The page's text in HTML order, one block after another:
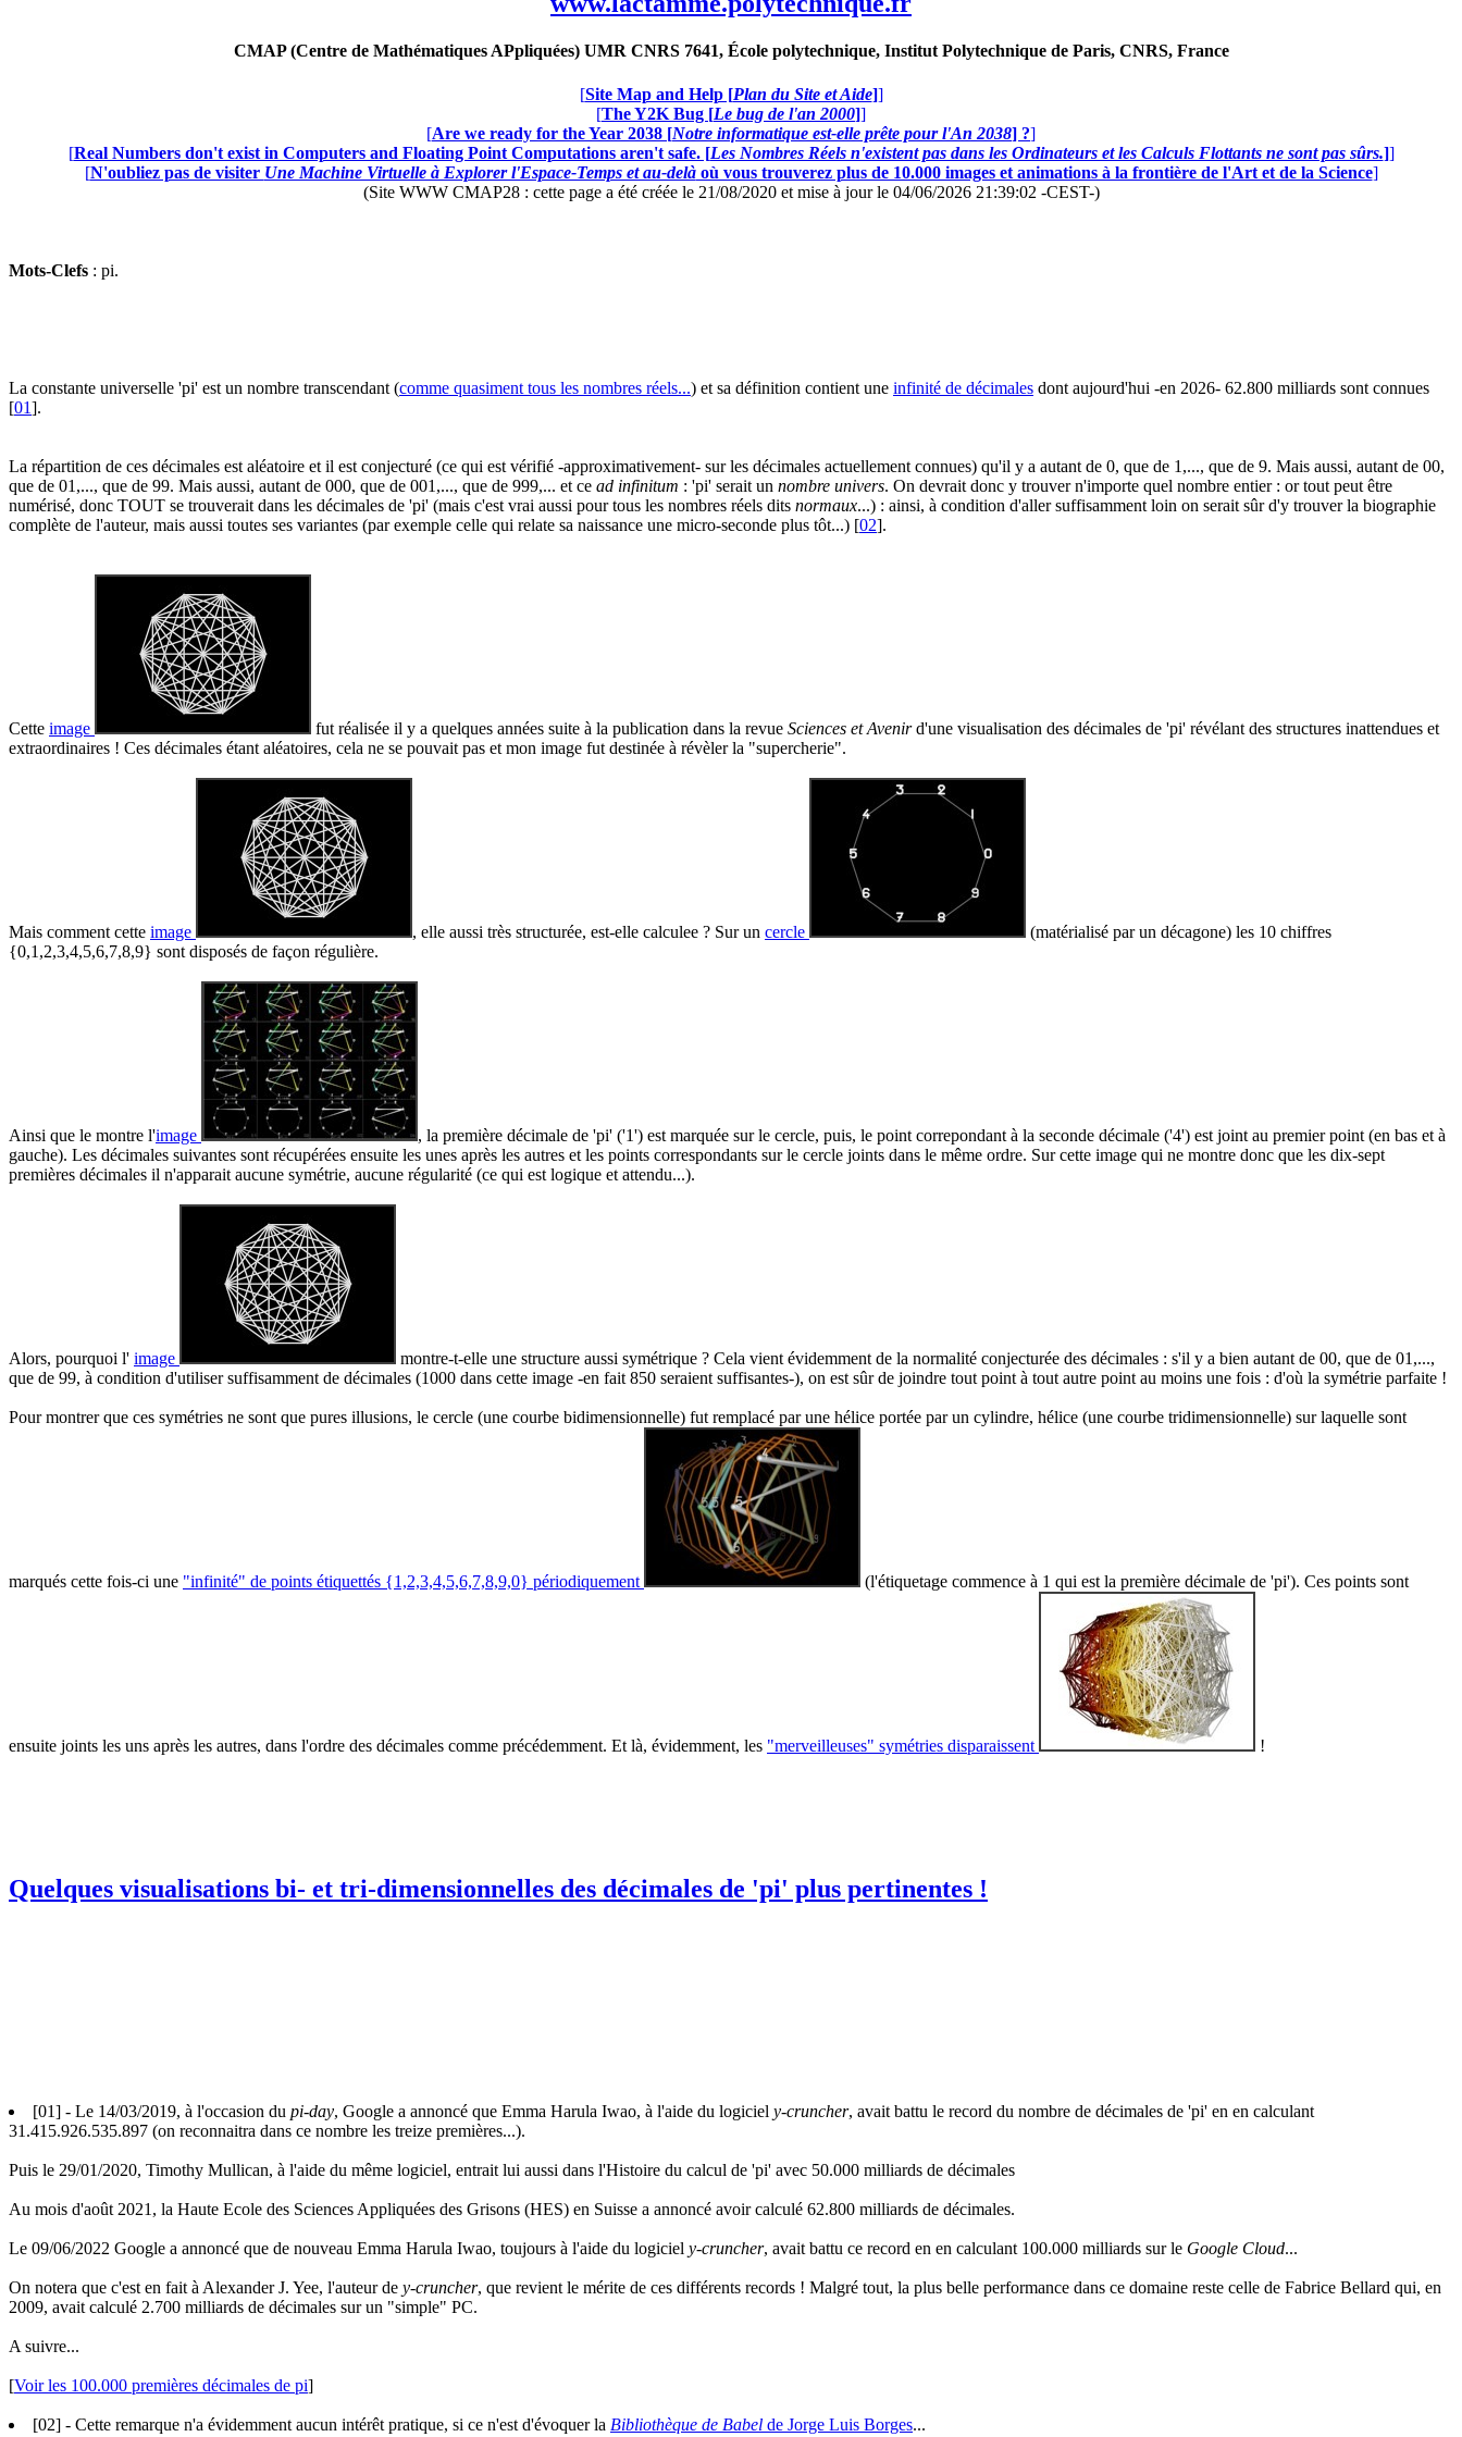
CMAP (Centre de Mathématiques APpliquées) UMR CNRS 7641, École polytechnique, Institut Polytechnique de Paris, CNRS, France
[Site Map and Help [Plan du Site et Aide]]
[The Y2K Bug [Le bug de l'an 2000]]
[Are we ready for the Year 2038 [Notre informatique est-elle prête pour l'An 2038] ?]
[Real Numbers don't exist in Computers and Floating Point Computations aren't safe. [Les Nombres Réels n'existent pas dans les Ordinateurs et les Calculs Flottants ne sont pas sûrs.]]
[N'oubliez pas de visiter Une Machine Virtuelle à Explorer l'Espace-Temps et au-delàoù vous trouverez plus de 10.000 images et animations à la frontière de l'Art et de la Science]
(Site WWW CMAP28 : cette page a été créée le 21/08/2020 et mise à jour le 04/06/2026 21:39:02 -CEST-)
Mots-Clefs : pi.
La constante universelle 'pi' est un nombre transcendant (comme quasiment tous les nombres réels...) et sa définition contient une infinité de décimales dont aujourd'hui -en 2026- 62.800 milliards sont connues
[01].
La répartition de ces décimales est aléatoire et il est conjecturé (ce qui est vérifié -approximativement- sur les décimales actuellement connues) qu'il y a autant de 0, que de 1,..., que de 9. Mais aussi, autant de 00,
que de 01,..., que de 99. Mais aussi, autant de 000, que de 001,..., que de 999,... et ce ad infinitum : 'pi' serait un nombre univers. On devrait donc y trouver n'importe quel nombre entier : or tout peut être
numérisé, donc TOUT se trouverait dans les décimales de 'pi' (mais c'est vrai aussi pour tous les nombres réels dits normaux...) : ainsi, à condition d'aller suffisamment loin on serait sûr d'y trouver la biographie
complète de l'auteur, mais aussi toutes ses variantes (par exemple celle qui relate sa naissance une micro-seconde plus tôt...) [02].
Cette image fut réalisée il y a quelques années suite à la publication dans la revue Sciences et Avenird'une visualisation des décimales de 'pi' révélant des structures inattendues et
extraordinaires ! Ces décimales étant aléatoires, cela ne se pouvait pas et mon image fut destinée à révèler la "supercherie".
Mais comment cette image , elle aussi très structurée, est-elle calculee ? Sur un cercle
(matérialisé par un décagone) les 10 chiffres
{0,1,2,3,4,5,6,7,8,9} sont disposés de façon régulière.
Ainsi que le montre l'image
, la première décimale de 'pi' ('1') est marquée sur le cercle, puis, le point correpondant à la seconde décimale ('4') est joint au premier point (en bas et à
gauche). Les décimales suivantes sont récupérées ensuite les unes après les autres et les points correspondants sur le cercle joints dans le même ordre. Sur cette image qui ne montre donc que les dix-sept
premières décimales il n'apparait aucune symétrie, aucune régularité (ce qui est logique et attendu...).
Alors, pourquoi l' image
montre-t-elle une structure aussi symétrique ? Cela vient évidemment de la normalité conjecturée des décimales : s'il y a bien autant de 00, que de 01,...,
que de 99, à condition d'utiliser suffisamment de décimales (1000 dans cette image -en fait 850 seraient suffisantes-), on est sûr de joindre tout point à tout autre point au moins une fois : d'où la symétrie parfaite !
Pour montrer que ces symétries ne sont que pures illusions, le cercle (une courbe bidimensionnelle) fut remplacé par une hélice portée par un cylindre, hélice (une courbe tridimensionnelle) sur laquelle sont
marqués cette fois-ci une "infinité" de points étiquettés {1,2,3,4,5,6,7,8,9,0} périodiquement (l'étiquetage commence à 1 qui est la première décimale de 'pi'). Ces points sont
ensuite joints les uns après les autres, dans l'ordre des décimales comme précédemment. Et là, évidemment, les "merveilleuses" symétries disparaissent !
Quelques visualisations bi- et tri-dimensionnelles des décimales de 'pi' plus pertinentes !
[01] - Le 14/03/2019, à l'occasion du pi-day, Google a annoncé que Emma Harula Iwao, à l'aide du logiciel y-cruncher, avait battu le record du nombre de décimales de 'pi' en en calculant
31.415.926.535.897 (on reconnaitra dans ce nombre les treize premières...).
Puis le 29/01/2020, Timothy Mullican, à l'aide du même logiciel, entrait lui aussi dans l'Histoire du calcul de 'pi' avec 50.000 milliards de décimales
Au mois d'août 2021, la Haute Ecole des Sciences Appliquées des Grisons (HES) en Suisse a annoncé avoir calculé 62.800 milliards de décimales.
Le 09/06/2022 Google a annoncé que de nouveau Emma Harula Iwao, toujours à l'aide du logiciel y-cruncher, avait battu ce record en en calculant 100.000 milliards sur le Google Cloud...
On notera que c'est en fait à Alexander J. Yee, l'auteur de y-cruncher, que revient le mérite de ces différents records ! Malgré tout, la plus belle performance dans ce domaine reste celle de Fabrice Bellard qui, en
2009, avait calculé 2.700 milliards de décimales sur un "simple" PC.
A suivre...
[Voir les 100.000 premières décimales de pi]
[02] - Cette remarque n'a évidemment aucun intérêt pratique, si ce n'est d'évoquer la Bibliothèque de Babel de Jorge Luis Borges...